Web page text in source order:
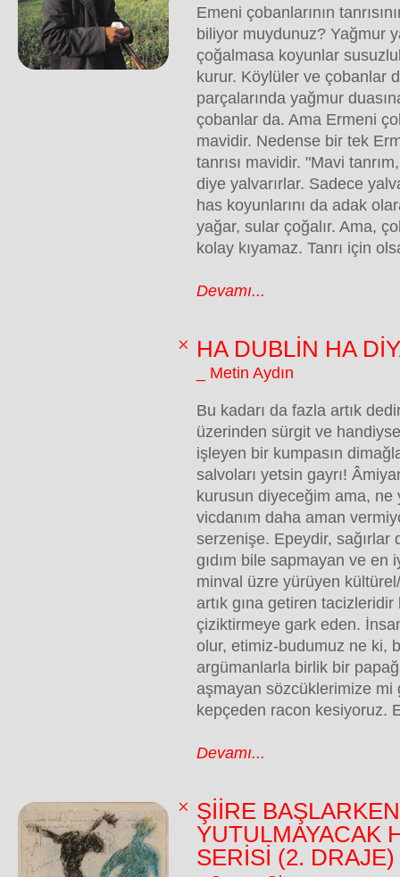
Emeni çobanlarının
biliyor muydunuz? Yağmur
çoğalmasa koyunlar
kurur. Köylüler ve çobanlar
parçalarında yağmur
çobanlar da. Ama Ermeni
mavidir. Nedense bir tek
tanrısı mavidir. "Mavi
diye yalvarırlar. Sadece
has koyunlarını da adak
yağar, sular çoğalır. Ama,
kolay kıyamaz. Tanrı için
Devamı...
HA DUBLİN HA
_ Metin Aydın
Bu kadarı da fazla artık
üzerinden sürgit ve
işleyen bir kumpasın
salvoları yetsin gayrı!
kurusun diyeceğim ama, ne
vicdanım daha aman
serzenişe. Epeydir, sağırlar
gıdım bile sapmayan ve en
minval üzre yürüyen
artık gına getiren tacizleridir
çiziktirmeye gark eden.
olur, etimiz-budumuz ne ki,
argümanlarla birlik bir
aşmayan sözcüklerimize mi
kepçeden racon kesiyoruz.
Devamı...
ŞİİRE
YUTULMAYACAK
SERİSİ (2. DRAJE)